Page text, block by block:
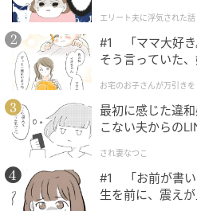
michill
釜の底までしっかり届く形状
なくすくえるのが嬉しいポイ
つきにくい加工が施されてい
業ができるのも魅力です。
余計な溝やフチがないシンプ
に洗いやすいのも魅力。自立
ッチリです。
エリート夫に浮気された話
#1 「ママ大好き
そう言っていた
お宅のお子さんが万引きを
最初に感じた違
こない夫からの
され妻なつこ
#1 「お前が書い
生を前に、震え